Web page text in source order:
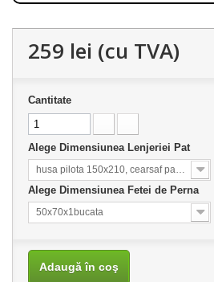
259 lei (cu TVA)
Cantitate
Alege Dimensiunea Lenjeriei Pat
husa pilota 150x210, cearsaf pat 160x220
Alege Dimensiunea Fetei de Perna
50x70x1bucata
Adaugă în coş